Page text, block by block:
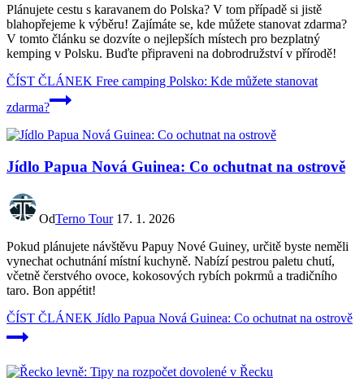
Plánujete cestu s karavanem do Polska? V tom případě si jistě
blahopřejeme k výběru! Zajímáte se, kde můžete stanovat zdarma?
V tomto článku se dozvíte o nejlepších místech pro bezplatný
kemping v Polsku. Buďte připraveni na dobrodružství v přírodě!
ČÍST ČLÁNEK Free camping Polsko: Kde můžete stanovat
zdarma?
Jídlo Papua Nová Guinea: Co ochutnat na ostrově
OdTerno Tour 17. 1. 2026
Pokud plánujete návštěvu Papuy Nové Guiney, určitě byste neměli
vynechat ochutnání místní kuchyně. Nabízí pestrou paletu chutí,
včetně čerstvého ovoce, kokosových rybích pokrmů a tradičního
taro. Bon appétit!
ČÍST ČLÁNEK Jídlo Papua Nová Guinea: Co ochutnat na ostrově